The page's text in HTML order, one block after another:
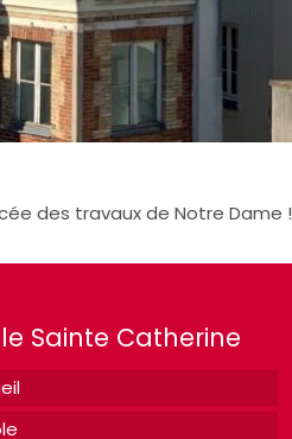
des travaux de Notre Dame !
Sainte Catherine